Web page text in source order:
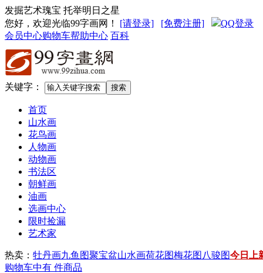
发掘艺术瑰宝 托举明日之星
您好，欢迎光临99字画网 ！ [请登录] [免费注册]
QQ登录
会员中心购物车帮助中心 百科
关键字：
首页
山水画
花鸟画
人物画
动物画
书法区
朝鲜画
油画
选画中心
限时捡漏
艺术家
热卖： 牡丹画九鱼图聚宝盆山水画荷花图梅花图 八骏图今日上
购物车中有 件商品